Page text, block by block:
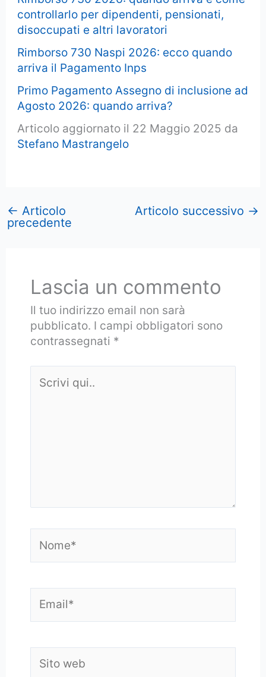
controllarlo per dipendenti, pensionati,
disoccupati e altri lavoratori
Rimborso 730 Naspi 2026: ecco quando
arriva il Pagamento Inps
Primo Pagamento Assegno di inclusione ad
Agosto 2026: quando arriva?
Articolo aggiornato il 22 Maggio 2025 da
Stefano Mastrangelo
← Articolo
precedente
Articolo successivo →
Lascia un commento
Il tuo indirizzo email non sarà
pubblicato. I campi obbligatori sono
contrassegnati *
qui..
web